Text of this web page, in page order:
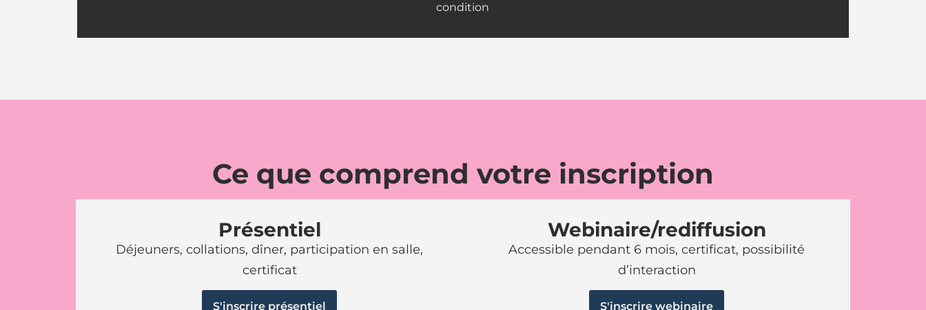
condition
Ce que comprend votre inscription
Présentiel
Déjeuners, collations, dîner, participation en salle,
certificat
S'inscrire présentiel
Webinaire/rediffusion
Accessible pendant 6 mois, certificat, possibilité
d’interaction
S'inscrire webinaire